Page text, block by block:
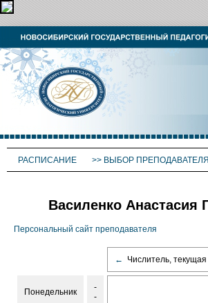
РАСПИСАНИЕ >> ВЫБОР ПРЕПОДАВАТЕЛЯ
Василенко Анастасия
Персональный сайт преподавателя
← Числитель,
Понедельник
-
-